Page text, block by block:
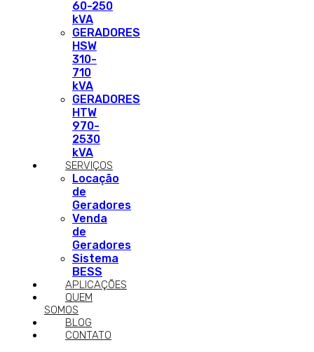
60-250
kVA
GERADORES
HSW
310-
710
kVA
GERADORES
HTW
970-
2530
kVA
SERVIÇOS
Locação
de
Geradores
Venda
de
Geradores
Sistema
BESS
APLICAÇÕES
QUEM
SOMOS
BLOG
CONTATO